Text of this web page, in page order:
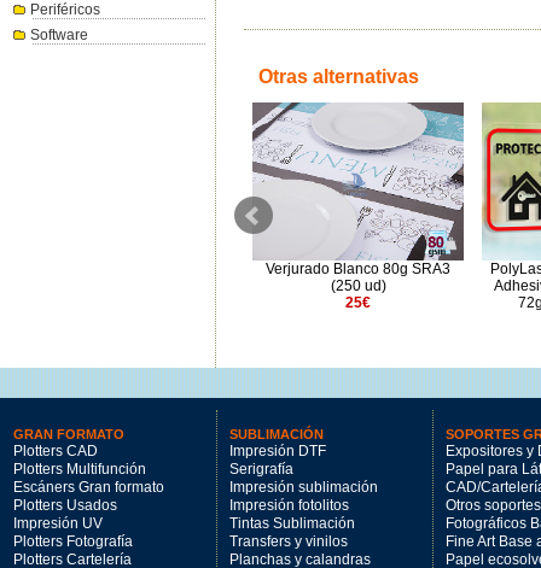
Periféricos
Software
Otras alternativas
SRA3 72gr con corte - 250hj
Verjurado Blanco 80g SRA3
(250 ud)
25€
GRAN FORMATO
Plotters CAD
Plotters Multifunción
Escáners Gran formato
Plotters Usados
Impresión UV
Plotters Fotografía
Plotters Cartelería
SUBLIMACIÓN
Impresión DTF
Serigrafía
Impresión sublimación
Impresión fotolitos
Tintas Sublimación
Transfers y vinilos
Planchas y calandras
SOPORTES
Expositores y
Papel para
CAD/
Otros soportes
Fotográficos
Fine Art Base
Papel